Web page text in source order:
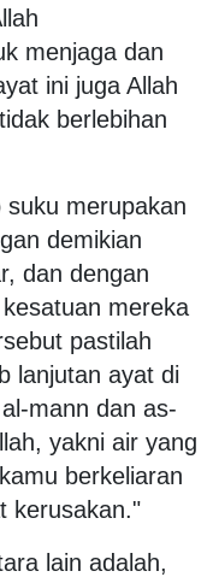
menjaga dan
ini juga Allah
berlebihan
merupakan
demikian
dan dengan
mereka
pastilah
lanjutan ayat di
mann dan as-
yakni air yang
berkeliaran
kerusakan."
lain adalah,